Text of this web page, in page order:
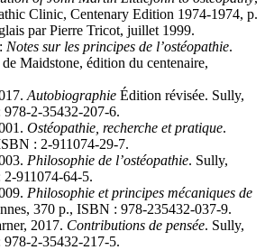
Clinic, Centenary Edition 1974-1974, p.
par Pierre Tricot, juillet 1999.
Notes sur les principes de l’ostéopathie.
Maidstone, édition du centenaire,
Autobiographie Édition révisée. Sully,
2-35432-207-6.
Ostéopathie, recherche et pratique.
: 2-911074-29-7.
Philosophie de l’ostéopathie. Sully,
911074-64-5.
Philosophie et principes mécaniques de
370 p., ISBN : 978-235432-037-9.
2017. Contributions de pensée. Sully,
2-35432-217-5.